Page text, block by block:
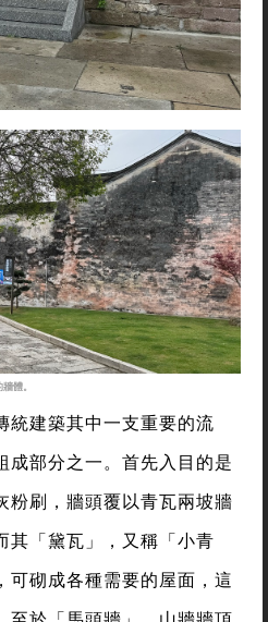
體。
統建築其中一支重要的流
成部分之一。首先入目的是
粉刷，牆頭覆以青瓦兩坡牆
其「黛瓦」，又稱「小青
可砌成各種需要的屋面，這